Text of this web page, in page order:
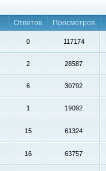
Ответов Просмотров
0 117174
2 28587
6 30792
1 19092
15 61324
16 63757